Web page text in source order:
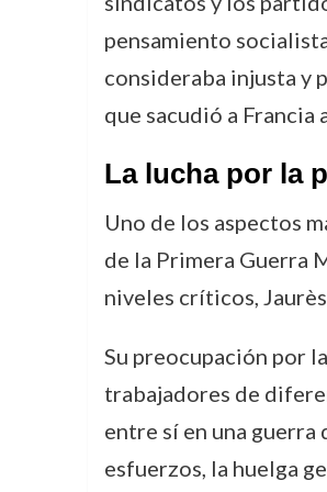
pensamiento
consideraba injusta y
que sacudió a Francia
La lucha por la
Uno de los aspectos
de la Primera Guerra
niveles críticos,
Su preocupación por
trabajadores de
entre sí en una guerra
esfuerzos, la huelga